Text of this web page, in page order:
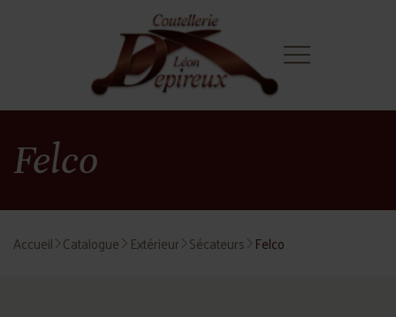
Felco
Accueil Catalogue Extérieur Sécateurs Felco